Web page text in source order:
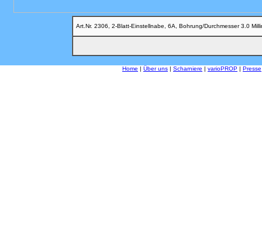
Art.Nr. 2306, 2-Blatt-Einstellnabe, 6A, Bohrung/Durchmesser 3.0
Home | Über uns | Scharniere | varioPROP | Presse